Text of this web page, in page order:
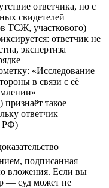
ответчика, но с
свидетелей
ТСЖ, участкового)
ответчик не
экспертиза
«Исследование
в связи с её
такое
ответчик
РФ)
подписанная
вложения. Если вы
— суд может не